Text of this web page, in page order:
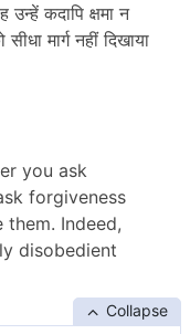
उन्हें कदापि क्षमा न
मार्ग नहीं दिखाया
you ask
forgiveness
Indeed,
disobedient
Collapse